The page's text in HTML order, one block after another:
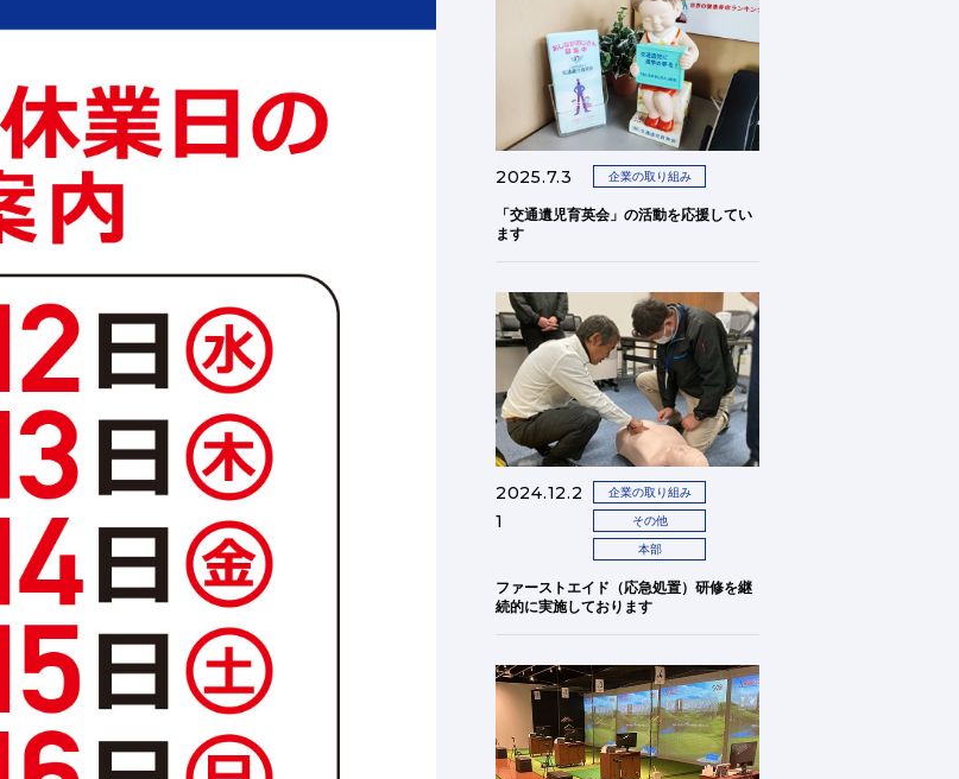
2025.7.3 企業の取り組み
「交通遺児育英会」の活動を応援してい
ます
2024.12.2
1
企業の取り組み
その他
本部
ファーストエイド（応急処置）研修を継
続的に実施しております